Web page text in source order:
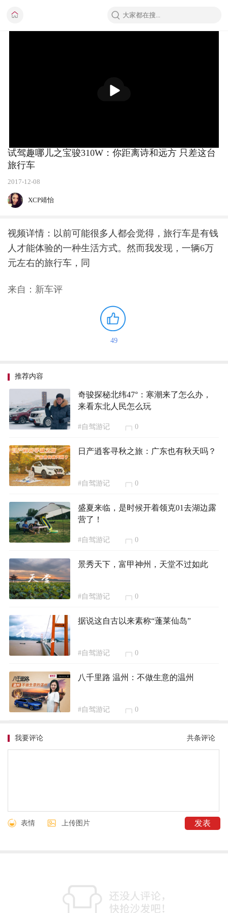
放
试驾趣哪儿之宝骏310W：你距离诗和远方 只差这台
旅行车
2017-12-08
XCP靖怡
视频详情：以前可能很多人都会觉得，旅行车是有钱
人才能体验的一种生活方式。然而我发现，一辆6万
元左右的旅行车，同
来自：新车评
49
推荐内容
奇骏探秘北纬47°：寒潮来了怎么办，
来看东北人民怎么玩
#自驾游记 0
日产逍客寻秋之旅：广东也有秋天吗？
#自驾游记 0
盛夏来临，是时候开着领克01去湖边露
营了！
#自驾游记 0
景秀天下，富甲神州，天堂不过如此
#自驾游记 0
据说这自古以来素称“蓬莱仙岛”
#自驾游记 0
八千里路 温州：不做生意的温州
#自驾游记 0
共条评论
我要评论
表情 上传图片